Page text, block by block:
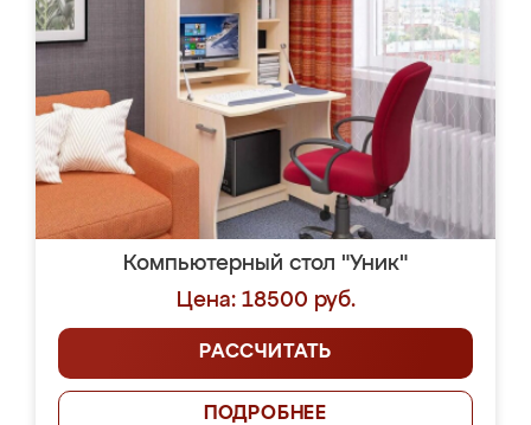
Компьютерный стол "Уник"
Цена: 18500 руб.
РАССЧИТАТЬ
ПОДРОБНЕЕ